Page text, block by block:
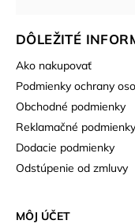
DÔLEŽITÉ
Ako nakupovať
Podmienky ochrany
Obchodné podmienky
Reklamačné podmienky
Dodacie podmienky
Odstúpenie od zmluvy
MÔJ ÚČET